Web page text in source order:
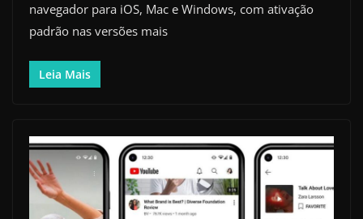
navegador para iOS, Mac e Windows, com ativação
padrão nas versões mais
Leia Mais